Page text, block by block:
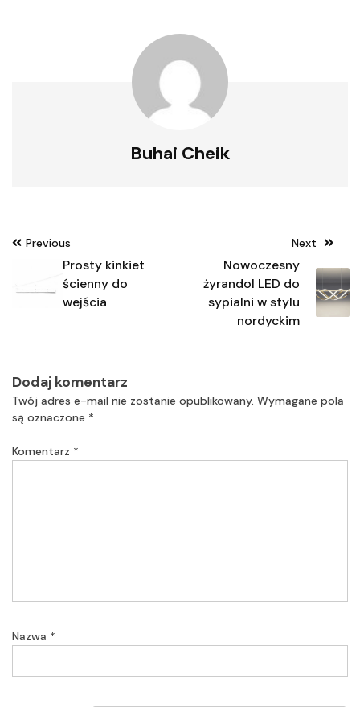
Buhai Cheik
Nawigacja
Previous
Prosty kinkiet
ścienny do
wejścia
Next
Nowoczesny
żyrandol LED do
sypialni w stylu
nordyckim
Dodaj komentarz
Twój adres e-mail nie zostanie opublikowany. Wymagane pola
są oznaczone *
Komentarz *
Nazwa *